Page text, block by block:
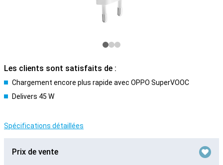
Les clients sont satisfaits de :
Chargement encore plus rapide avec OPPO SuperVOOC
Delivers 45 W
Spécifications détaillées
Prix de vente